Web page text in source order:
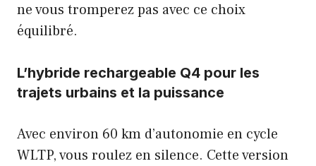
ne vous tromperez pas avec ce choix
équilibré.
L’hybride rechargeable Q4 pour les
trajets urbains et la puissance
Avec environ 60 km d’autonomie en cycle
WLTP, vous roulez en silence. Cette version